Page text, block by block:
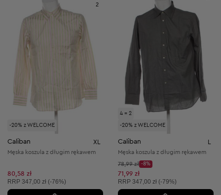
-20% z WELCOME
2
Caliban XL
Męska koszula z długim rękawem
80,58 zł
Cena sugerowana:
RRP 347,00 zł (-76%)
4 = 2
-20% z WELCOME
Caliban
Męska koszula z długim rękawem
Cena początkowa:
78,99 zł
Discount Price:
-8%
Obniżona cena:
71,99 zł
Cena sugerowana:
RRP 347,00 zł (-79%)